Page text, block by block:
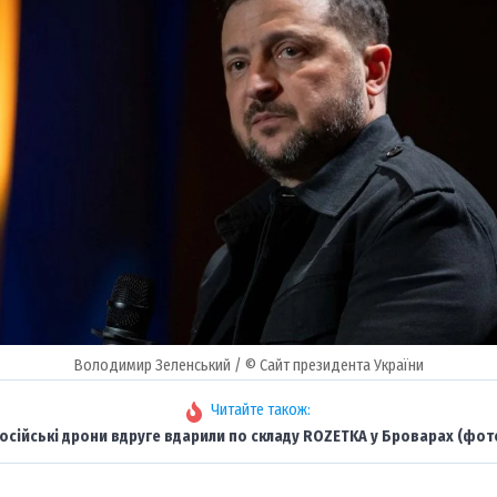
Володимир Зеленський / © Сайт президента України
Читайте також:
дрони вдруге вдарили по складу ROZETKA у Броварах